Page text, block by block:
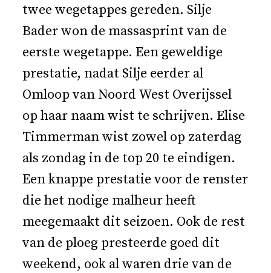
twee wegetappes gereden. Silje
Bader won de massasprint van de
eerste wegetappe. Een geweldige
prestatie, nadat Silje eerder al
Omloop van Noord West Overijssel
op haar naam wist te schrijven. Elise
Timmerman wist zowel op zaterdag
als zondag in de top 20 te eindigen.
Een knappe prestatie voor de renster
die het nodige malheur heeft
meegemaakt dit seizoen. Ook de rest
van de ploeg presteerde goed dit
weekend, ook al waren drie van de